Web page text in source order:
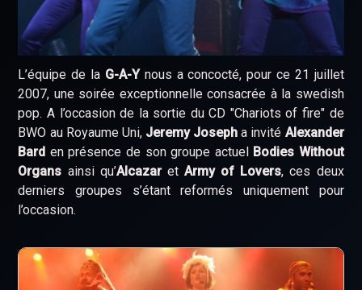
L’équipe de la G-A-Ynous a concocté, pour ce 21 juillet
2007, une soirée exceptionnelle consacrée à la swedish
pop. A l’occasion de la sortie du CD "Chariots of fire" de
BWO au Royaume Uni, Jeremy Joseph a invité Alexander
Bard en présence de son groupe actuel Bodies Without
Organs ainsi qu’AlcazaretArmy of Lovers, ces deux
derniers groupes s’étant reformés uniquement pour
l’occasion.